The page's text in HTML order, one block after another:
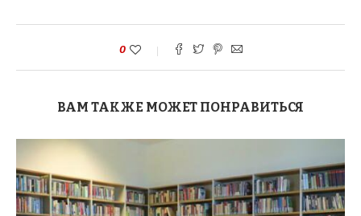
0
ВАМ ТАКЖЕ МОЖЕТ ПОНРАВИТЬСЯ